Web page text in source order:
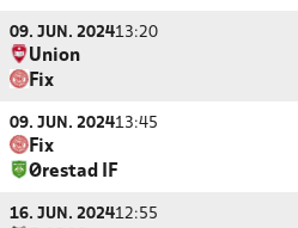
09. JUN. 202413:20
Union
Fix
09. JUN. 202413:45
Fix
Ørestad IF
16. JUN. 202412:55